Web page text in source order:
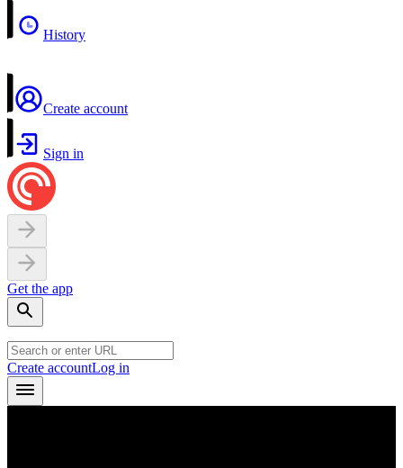
History
Create account
Sign in
Get the app
Create accountLog in